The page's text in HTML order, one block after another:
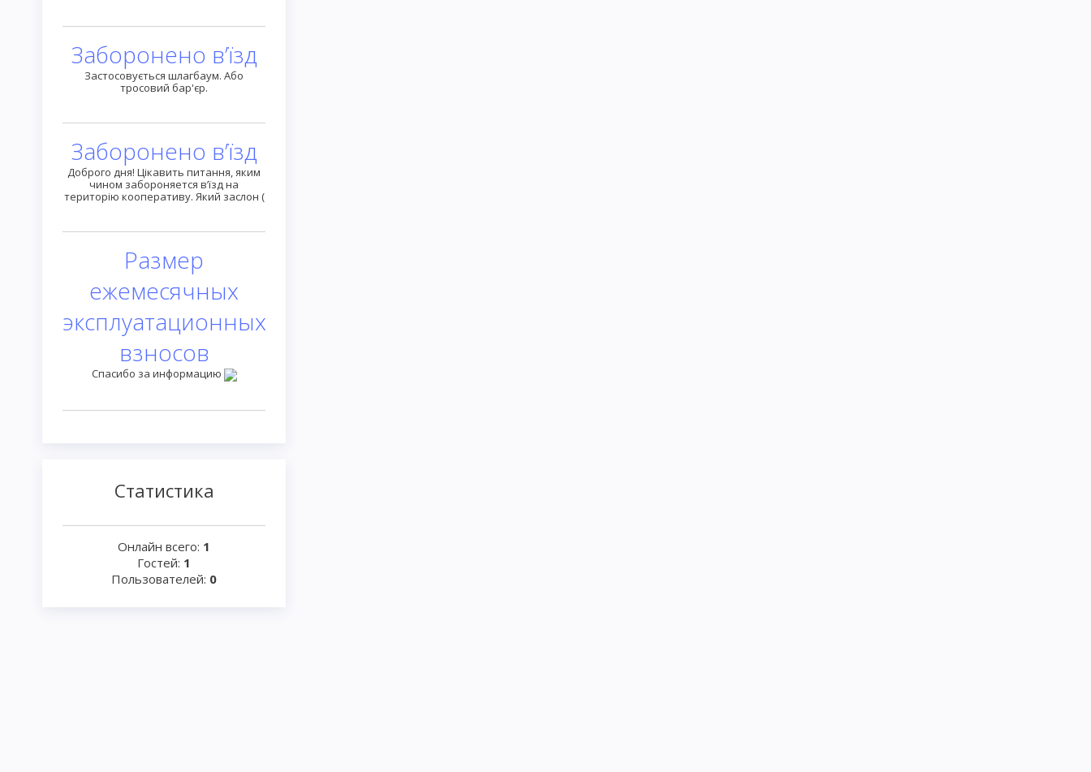
Заборонено в’їзд
Застосовується шлагбаум. Або
тросовий бар'єр.
Заборонено в’їзд
Доброго дня! Цікавить питання, яким
чином забороняется в’їзд на
територію кооперативу. Який заслон (
Размер
ежемесячных
эксплуатационных
взносов
Спасибо за информацию
Статистика
Онлайн всего: 1
Гостей: 1
Пользователей: 0